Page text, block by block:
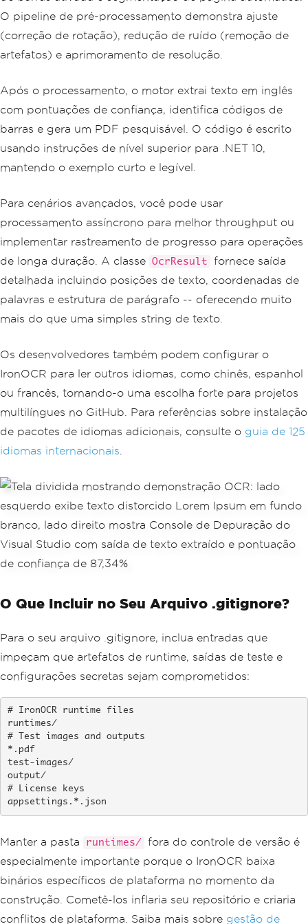
ode.Value} ({barcode.Format})" );
}
f");
O pipeline de pré-processamento demonstra ajuste
(correção de rotação), redução de ruído (remoção de
artefatos) e aprimoramento de resolução.
Após o processamento, o motor extrai texto em inglês
com pontuações de confiança, identifica códigos de
barras e gera um PDF pesquisável. O código é escrito
usando instruções de nível superior para .NET 10,
mantendo o exemplo curto e legível.
Para cenários avançados, você pode usar
processamento assíncrono para melhor throughput ou
implementar rastreamento de progresso para operações
de longa duração. A classe OcrResult
fornece saída
detalhada incluindo posições de texto, coordenadas de
palavras e estrutura de parágrafo -- oferecendo muito
mais do que uma simples string de texto.
Os desenvolvedores também podem configurar o
IronOCR para ler outros idiomas, como chinês, espanhol
ou francês, tornando-o uma escolha forte para projetos
multilíngues no GitHub. Para referências sobre instalação
de pacotes de idiomas adicionais, consulte o guia de 125
idiomas internacionais
O Que Incluir no Seu Arquivo .gitignore?
Para o seu arquivo .gitignore, inclua entradas que
impeçam que artefatos de runtime, saídas de teste e
configurações secretas sejam comprometidos:
# IronOCR runtime files
runtimes/
# Test images and outputs
*.pdf
test-images/
output/
# License keys
appsettings.*.json
Manter a pasta runtimes/
fora do controle de versão é
especialmente importante porque o IronOCR baixa
binários específicos de plataforma no momento da
construção. Cometê-los inflaria seu repositório e criaria
conflitos de plataforma. Saiba mais sobre gestão de